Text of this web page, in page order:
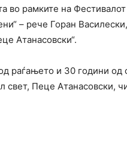
во рамките на Фестивалот
– рече Горан
Атанасовски“.
раѓањето и 30 години од
свет, Пеце Атанасовски,